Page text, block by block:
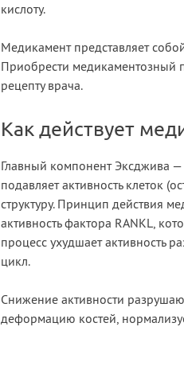
кислоту.
Медикамент представляет
Приобрести медикаментозный
рецепту врача.
Как действует
Главный компонент Эксджива
подавляет активность клеток
структуру. Принцип действия
активность фактора RANKL,
процесс ухудшает активность
цикл.
Снижение активности
деформацию костей,